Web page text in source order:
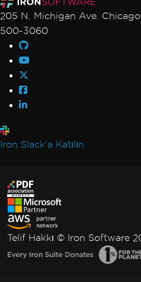
205 N. Michigan Ave.
500-3060
Iron Slack'a Katılın
Telif Hakkı © Iron Software